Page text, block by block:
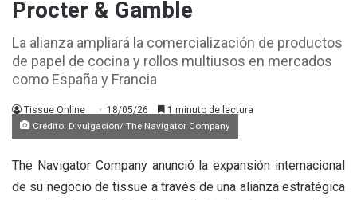
Procter & Gamble
La alianza ampliará la comercialización de productos
de papel de cocina y rollos multiusos en mercados
como España y Francia
Tissue Online 18/05/26
1 minuto de lectura
Crédito: Divulgación/ The Navigator Company
The Navigator Company anunció la expansión internacional
de su negocio de tissue a través de una alianza estratégica